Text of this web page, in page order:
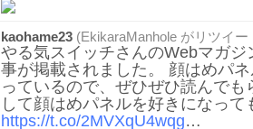
kaohame23 (EkikaraManhole がリツイー
やる気スイッチさんのWebマガ
事が掲載されました。 顔はめパ
っているので、ぜひぜひ読んで
して顔はめパネルを好きになっ
https://t.co/2MVXqU4wqg…